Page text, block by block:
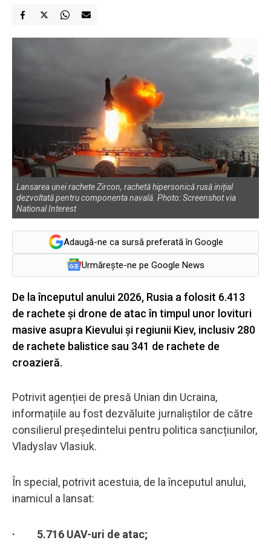
Lansarea unei rachete Zircon, rachetă hipersonică rusă inițial
dezvoltată pentru componenta navală. Photo: Screenshot via
National Interest
Adaugă-ne ca sursă preferată în Google
Urmărește-ne pe Google News
De la începutul anului 2026, Rusia a folosit 6.413
de rachete și drone de atac în timpul unor lovituri
masive asupra Kievului și regiunii Kiev, inclusiv 280
de rachete balistice sau 341 de rachete de
croazieră.
Potrivit agenției de presă Unian din Ucraina,
informațiile au fost dezvăluite jurnaliștilor de către
consilierul președintelui pentru politica sancțiunilor,
Vladyslav Vlasiuk.
În special, potrivit acestuia, de la începutul anului,
inamicul a lansat:
· 5.716 UAV-uri de atac;